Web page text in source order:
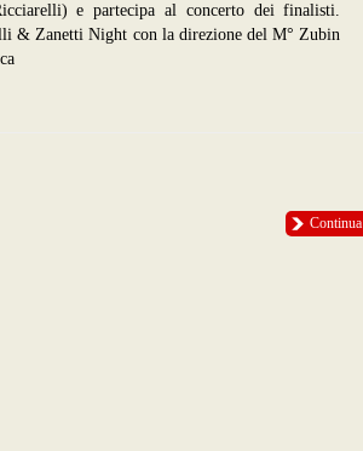
e partecipa al concerto dei finalisti.
& Zanetti Night con la direzione del M° Zubin
Continua